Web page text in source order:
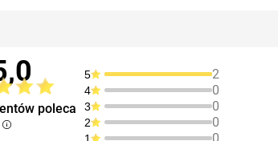
poleca
5 2
4 0
3 0
2 0
1 0